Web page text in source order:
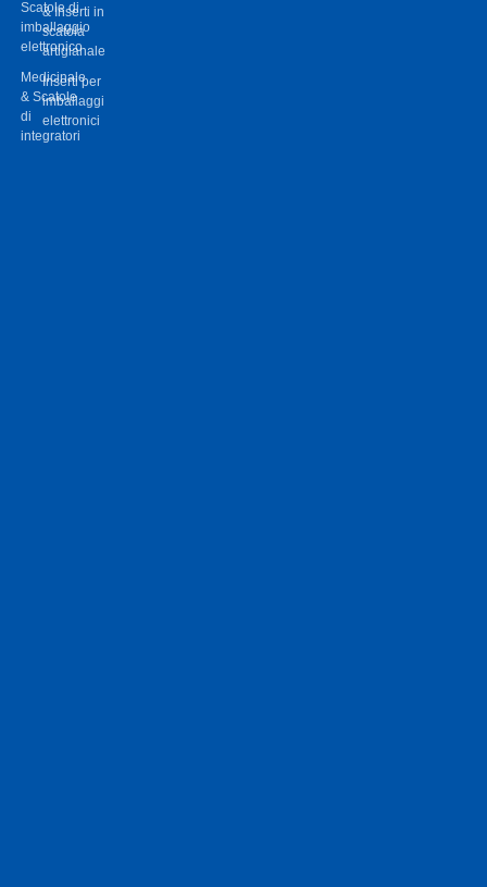
Scatole di
imballaggio
elettronico
Medicinale
& Scatole
di
integratori
& Inserti in
scatola
artigianale
Inserti per
imballaggi
elettronici